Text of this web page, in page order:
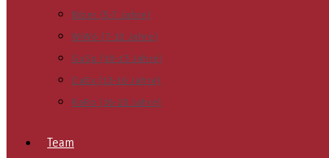
Biber (5-7 Jahre)
WiWö (7-10 Jahre)
GuSp (10-13 Jahre)
CaEx (13-16 Jahre)
RaRo (16-20 Jahre)
Team